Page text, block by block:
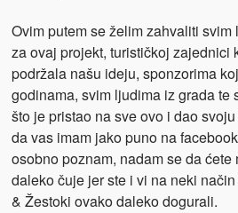
Ovim putem se želim zahvaliti
za ovaj projekt, turističkoj zajednici
podržala našu ideju, sponzorima
godinama, svim ljudima iz grada te
što je pristao na sve ovo i dao
da vas imam jako puno na
osobno poznam, nadam se da
daleko čuje jer ste i vi na neki
& Žestoki ovako daleko dogurali.